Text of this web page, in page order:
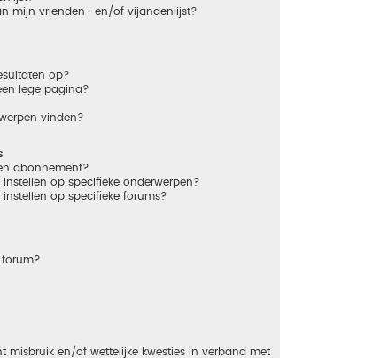
mijn vrienden- en/of vijandenlijst?
op?
lege pagina?
vinden?
abonnement?
op specifieke onderwerpen?
op specifieke forums?
misbruik en/of wettelijke kwesties in verband met